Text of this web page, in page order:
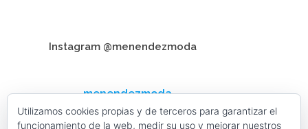
Instagram @menendezmoda
menendezmoda
Menéndez Moda hombre
Utilizamos cookies propias y de terceros para garantizar el
funcionamiento de la web, medir su uso y mejorar nuestros